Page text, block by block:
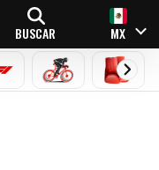
BUSCAR MX
FÓRMULA 1CICLISMOBOXEO